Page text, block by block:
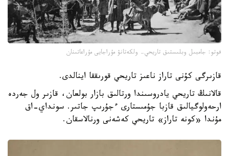
فوتو: جامبىل وبلىستىق تاريحي- ولكەتانۋ مۇراجايى مۇراعاتىنان
قازىرگى كۇنى تاراز ناعىز تاريحي قورىققا اينالدى.
قالانىڭ تاريحي يادروسىندا ورتالىق بازار بولعان، قازىر ول جەردە
ارحەولوگيالىق قازبا جۇمىستارى ءجۇرىپ جاتىر. سونداي-اق
مۇندا «كونە تاراز» تاريحي كەشەنى ورنالاسقان.